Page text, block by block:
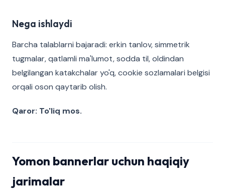
Nega ishlaydi
Barcha talablarni bajaradi: erkin tanlov, simmetrik
tugmalar, qatlamli ma'lumot, sodda til, oldindan
belgilangan katakchalar yo'q, cookie sozlamalari belgisi
orqali oson qaytarib olish.
Qaror: To'liq mos.
Yomon bannerlar uchun haqiqiy
jarimalar